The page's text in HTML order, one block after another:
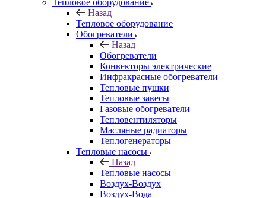
Тепловое оборудование
Назад
Тепловое оборудование
Обогреватели
Назад
Обогреватели
Конвекторы электрические
Инфракрасные обогреватели
Тепловые пушки
Тепловые завесы
Газовые обогреватели
Тепловентиляторы
Масляные радиаторы
Теплогенераторы
Тепловые насосы
Назад
Тепловые насосы
Воздух-Воздух
Воздух-Вода